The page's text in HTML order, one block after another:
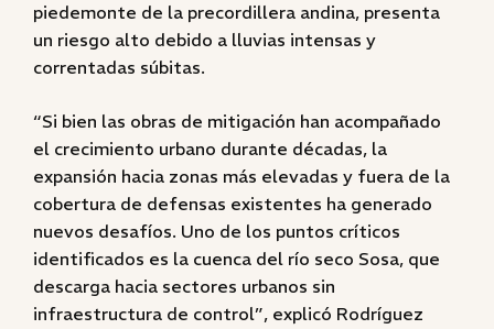
piedemonte de la precordillera andina, presenta
un riesgo alto debido a lluvias intensas y
correntadas súbitas.
“Si bien las obras de mitigación han acompañado
el crecimiento urbano durante décadas, la
expansión hacia zonas más elevadas y fuera de la
cobertura de defensas existentes ha generado
nuevos desafíos. Uno de los puntos críticos
identificados es la cuenca del río seco Sosa, que
descarga hacia sectores urbanos sin
infraestructura de control”, explicó Rodríguez